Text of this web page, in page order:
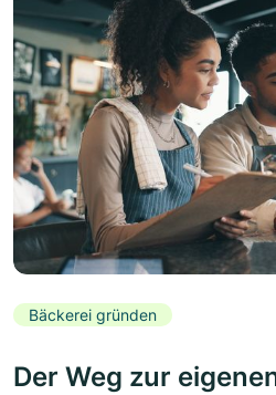
Bäckerei gründen
Der Weg zur